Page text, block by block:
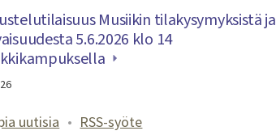
Musiikin tilakysymyksistä ja
5.6.2026 klo 14
uutisia • RSS-syöte